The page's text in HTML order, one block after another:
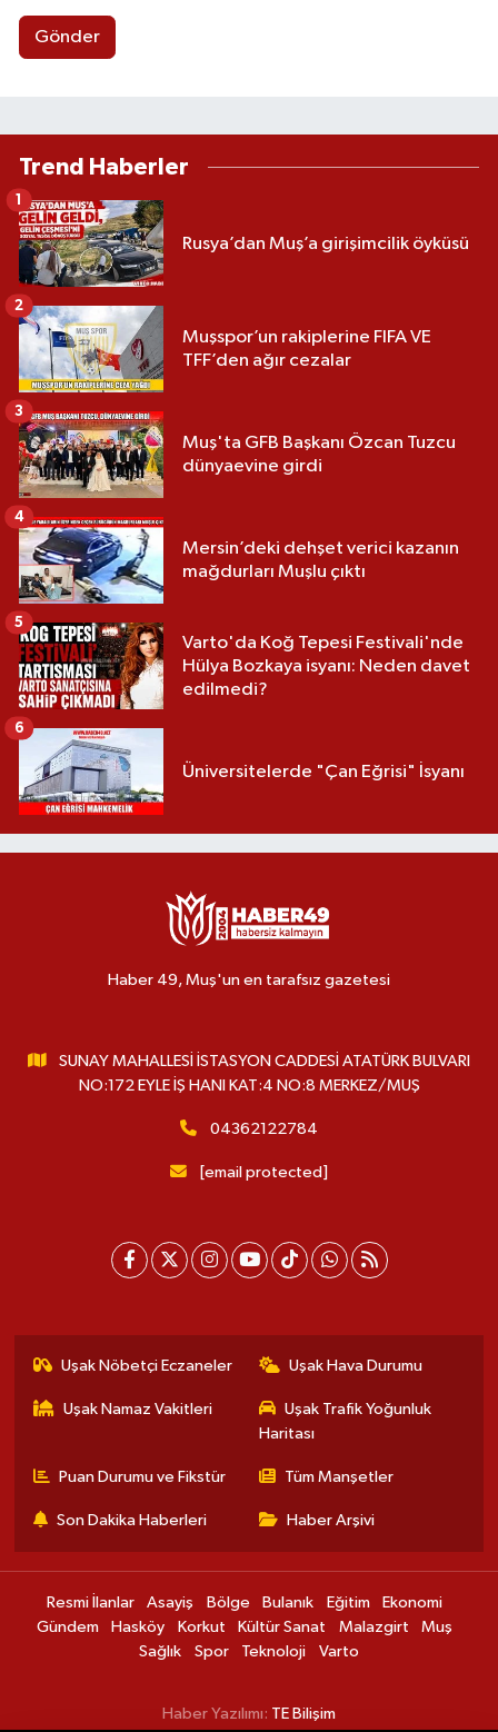
Gönder
Trend Haberler
Rusya’dan Muş’a girişimcilik öyküsü
1
Muşspor’un rakiplerine FIFA VE
TFF’den ağır cezalar
2
Muş'ta GFB Başkanı Özcan Tuzcu
dünyaevine girdi
3
Mersin’deki dehşet verici kazanın
mağdurları Muşlu çıktı
4
Varto'da Koğ Tepesi Festivali'nde
Hülya Bozkaya isyanı: Neden davet
edilmedi?
5
Üniversitelerde "Çan Eğrisi" İsyanı
6
Haber 49, Muş'un en tarafsız gazetesi
SUNAY MAHALLESİ İSTASYON CADDESİ ATATÜRK BULVARI
NO:172 EYLE İŞ HANI KAT:4 NO:8 MERKEZ/MUŞ
04362122784
[email protected]
Uşak Nöbetçi Eczaneler Uşak Hava Durumu
Uşak Namaz Vakitleri
Uşak Trafik Yoğunluk
Haritası
Puan Durumu ve Fikstür Tüm Manşetler
Son Dakika Haberleri Haber Arşivi
Resmi İlanlar Asayiş Bölge Bulanık Eğitim
Ekonomi
Gündem
Hasköy Korkut Kültür Sanat Malazgirt
Muş
Sağlık
Spor Teknoloji Varto
Haber Yazılımı: TE Bilişim